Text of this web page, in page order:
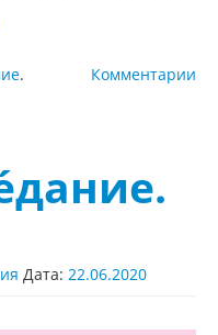
Комментарии
.
Дата: 22.06.2020